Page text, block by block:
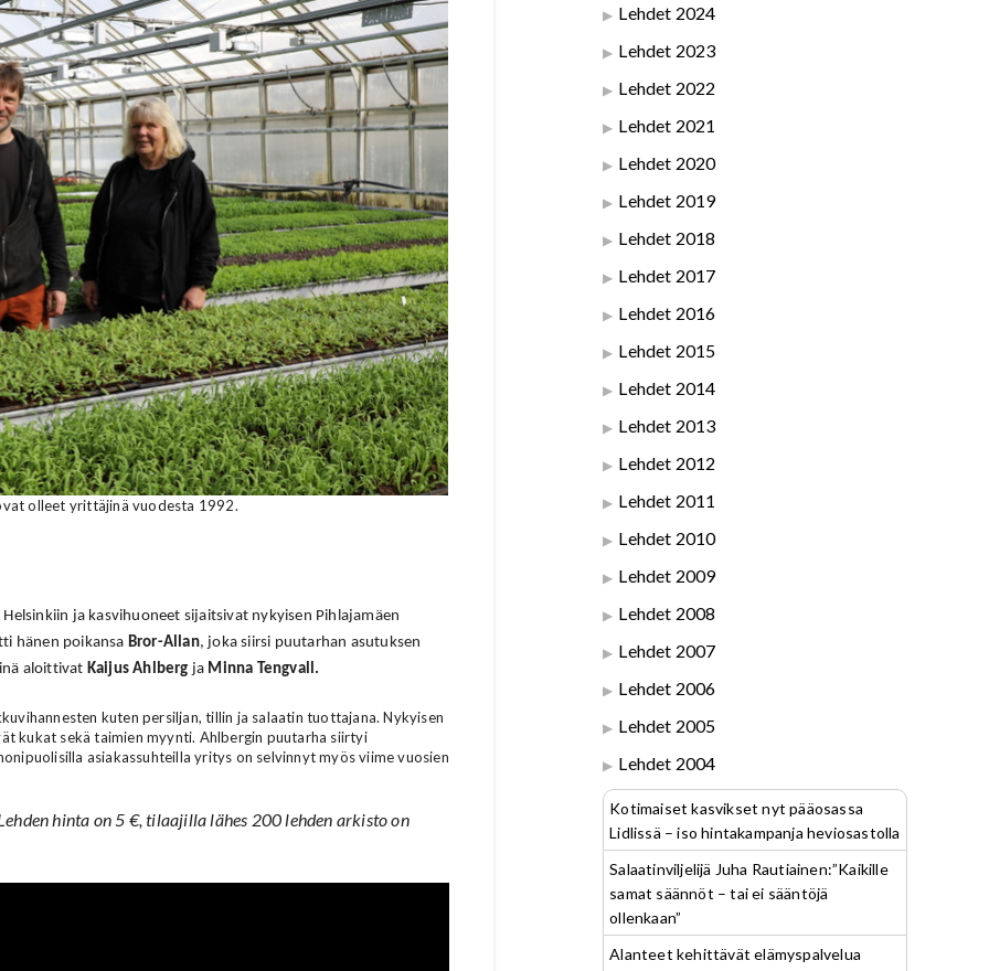
olleet yrittäjinä vuodesta 1992.
Helsinkiin ja kasvihuoneet sijaitsivat nykyisen Pihlajamäen
hänen poikansa Bror-Allan, joka siirsi puutarhan asutuksen
aloittivat Kaijus Ahlberg ja Minna Tengvall.
kuten persiljan, tillin ja salaatin tuottajana. Nykyisen
kukat sekä taimien myynti. Ahlbergin puutarha siirtyi
asiakassuhteilla yritys on selvinnyt myös viime vuosien
hinta on 5 €, tilaajilla lähes 200 lehden arkisto on
Lehdet 2024
Lehdet 2023
Lehdet 2022
Lehdet 2021
Lehdet 2020
Lehdet 2019
Lehdet 2018
Lehdet 2017
Lehdet 2016
Lehdet 2015
Lehdet 2014
Lehdet 2013
Lehdet 2012
Lehdet 2011
Lehdet 2010
Lehdet 2009
Lehdet 2008
Lehdet 2007
Lehdet 2006
Lehdet 2005
Lehdet 2004
Kotimaiset kasvikset nyt pääosassa
Lidlissä – iso hintakampanja heviosastolla
Salaatinviljelijä Juha Rautiainen:”Kaikille
samat säännöt – tai ei sääntöjä
ollenkaan”
Alanteet kehittävät elämyspalvelua